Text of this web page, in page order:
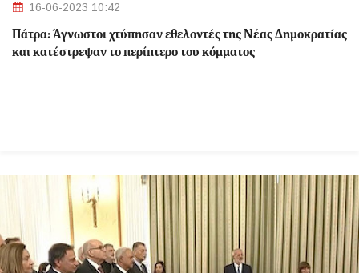
16-06-2023 10:42
Πάτρα: Άγνωστοι χτύπησαν εθελοντές της Νέας Δημοκρατίας
και κατέστρεψαν το περίπτερο του κόμματος